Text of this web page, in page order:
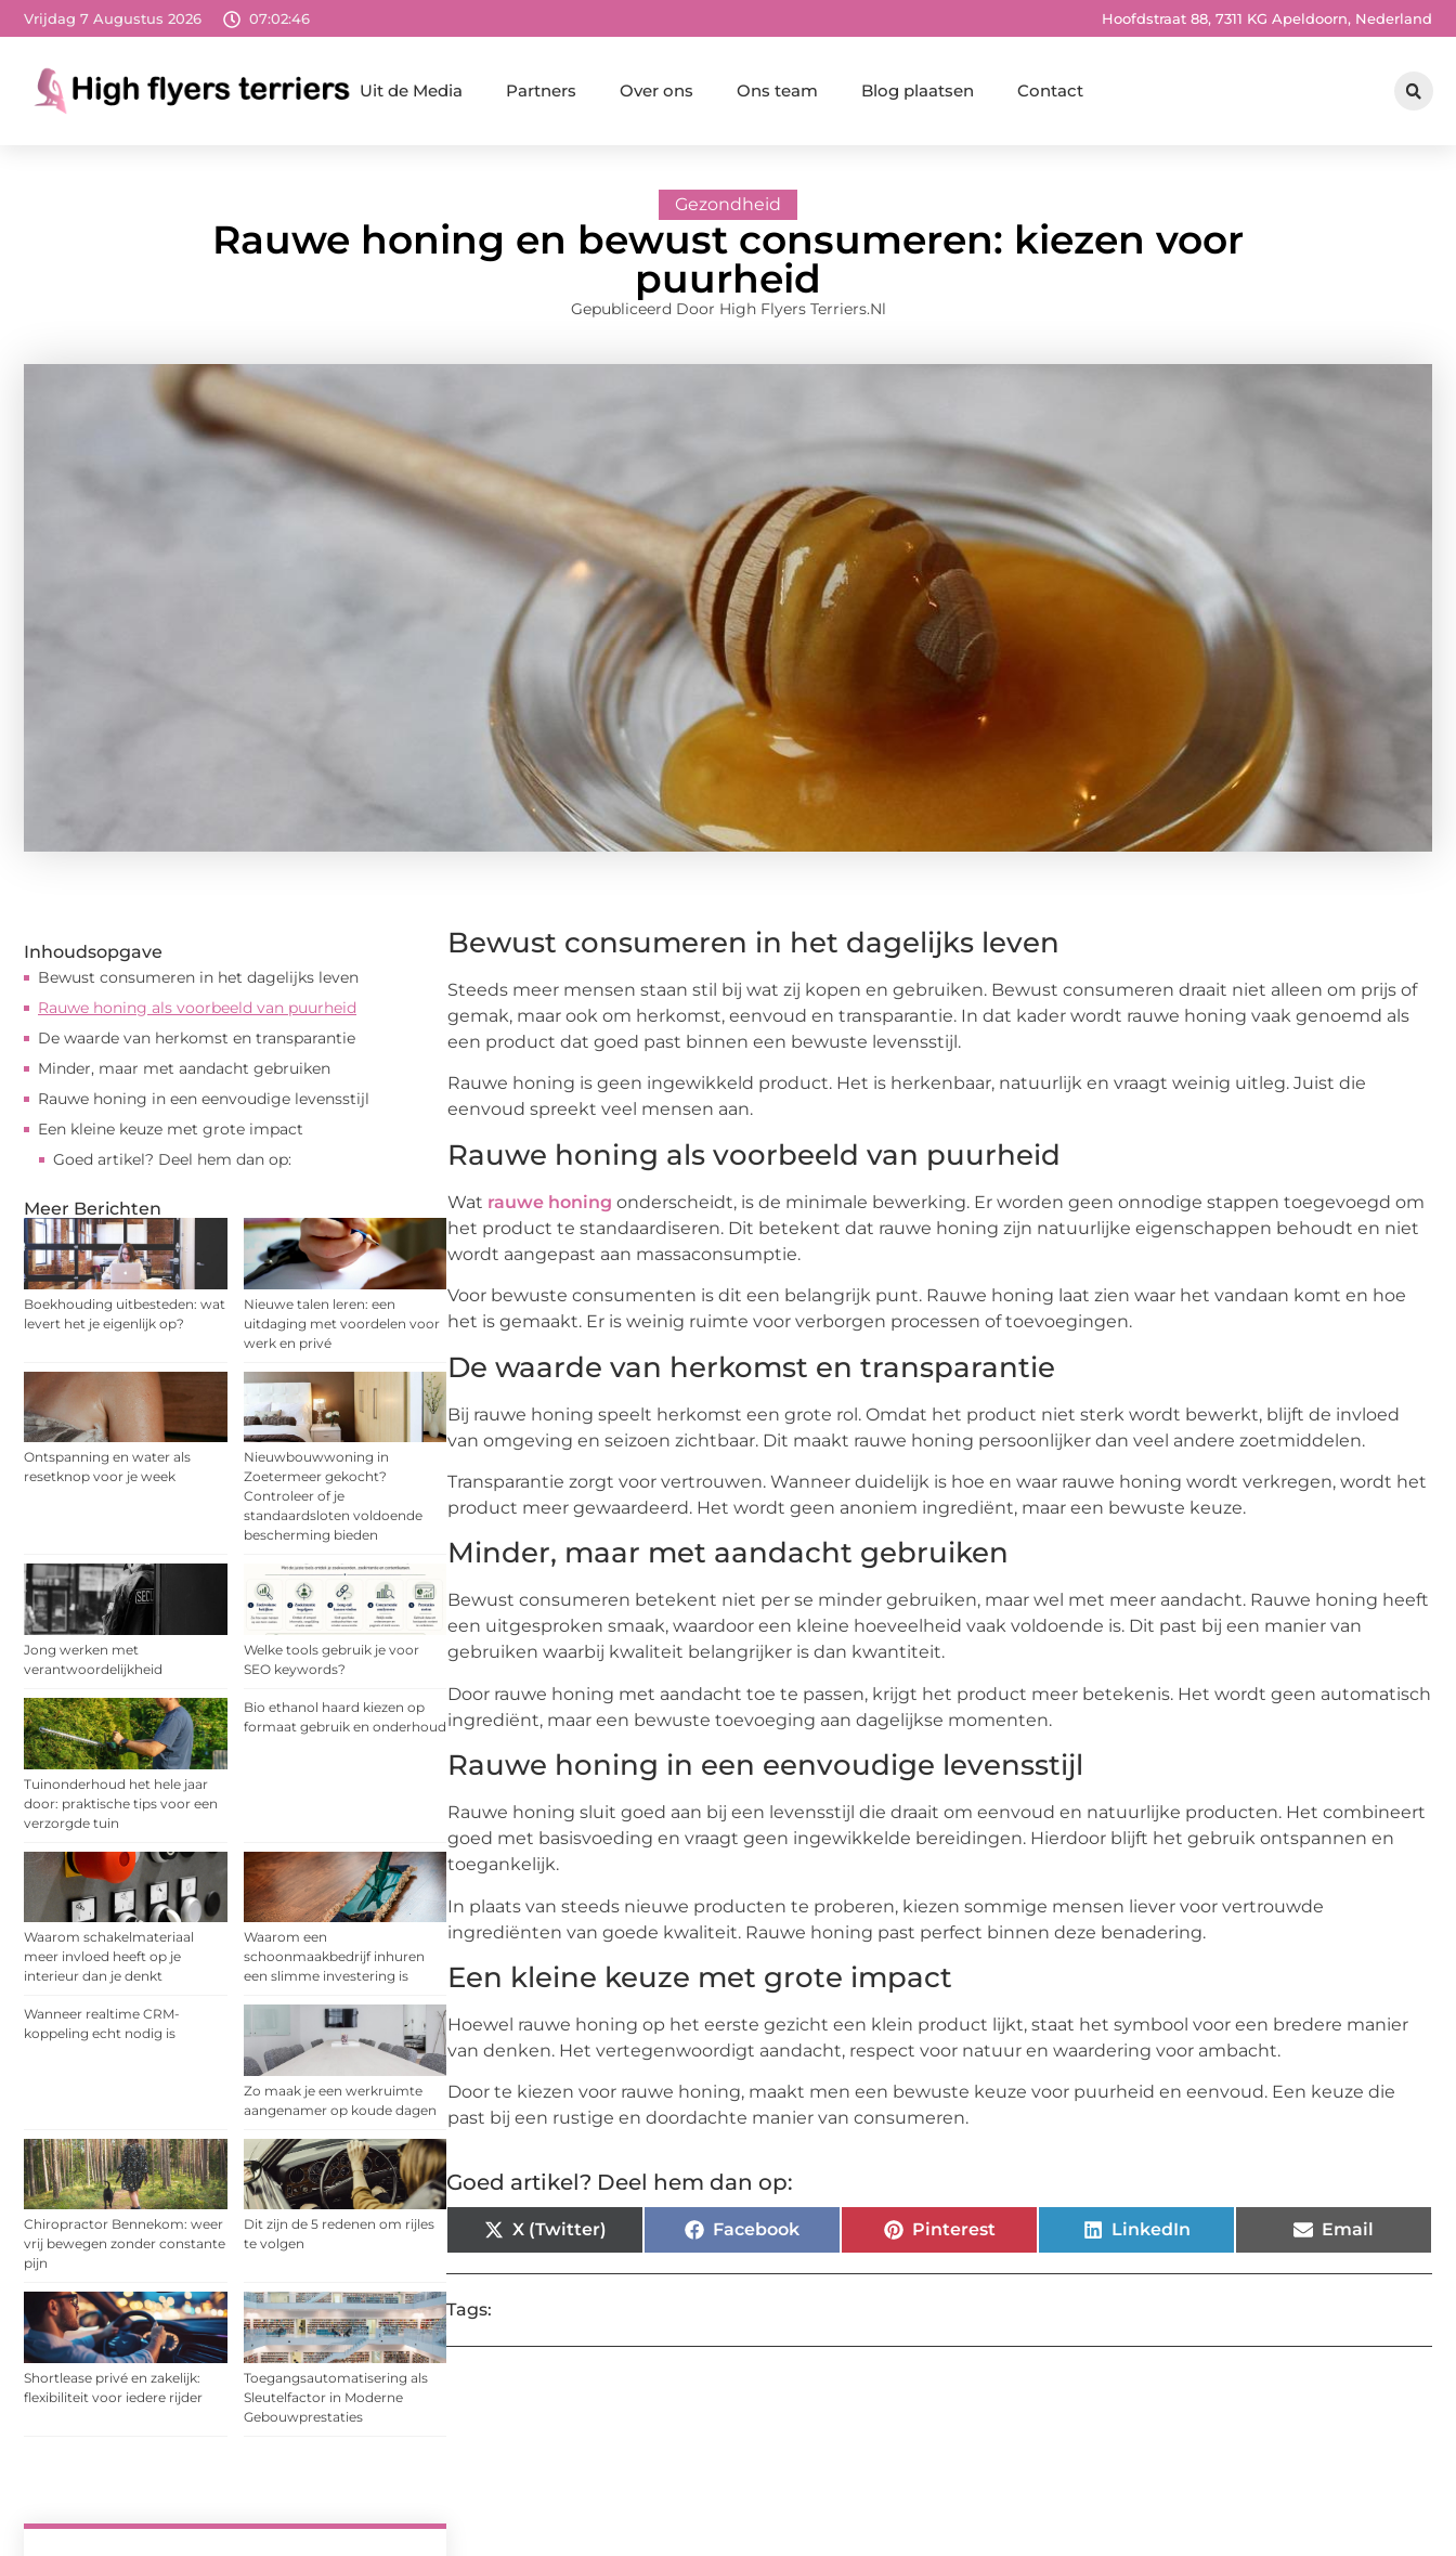
Vrijdag 7 Augustus 2026 07:02:47 Hoofdstraat 88, 7311 KG Apeldoorn, Nederland
Uit de Media Partners Over ons Ons team Blog plaatsen Contact
Gezondheid
Rauwe honing en bewust consumeren: kiezen voor
puurheid
Gepubliceerd Door High Flyers Terriers.nl
Inhoudsopgave
Bewust consumeren in het dagelijks leven
Rauwe honing als voorbeeld van puurheid
De waarde van herkomst en transparantie
Minder, maar met aandacht gebruiken
Rauwe honing in een eenvoudige levensstijl
Een kleine keuze met grote impact
Goed artikel? Deel hem dan op:
Meer Berichten
Boekhouding uitbesteden: wat
levert het je eigenlijk op?
Nieuwe talen leren: een
uitdaging met voordelen voor
werk en privé
Ontspanning en water als
resetknop voor je week
Nieuwbouwwoning in
Zoetermeer gekocht?
Controleer of je
standaardsloten voldoende
bescherming bieden
Jong werken met
verantwoordelijkheid
Welke tools gebruik je voor
SEO keywords?
Tuinonderhoud het hele jaar
door: praktische tips voor een
verzorgde tuin
Bio ethanol haard kiezen op
formaat gebruik en onderhoud
Waarom schakelmateriaal
meer invloed heeft op je
interieur dan je denkt
Waarom een
schoonmaakbedrijf inhuren
een slimme investering is
Wanneer realtime CRM-
koppeling echt nodig is
Zo maak je een werkruimte
aangenamer op koude dagen
Chiropractor Bennekom: weer
vrij bewegen zonder constante
pijn
Dit zijn de 5 redenen om rijles
te volgen
Shortlease privé en zakelijk:
flexibiliteit voor iedere rijder
Toegangsautomatisering als
Sleutelfactor in Moderne
Gebouwprestaties
Bewust consumeren in het dagelijks leven
Steeds meer mensen staan stil bij wat zij kopen en gebruiken. Bewust consumeren draait niet alleen om prijs of
gemak, maar ook om herkomst, eenvoud en transparantie. In dat kader wordt rauwe honing vaak genoemd als
een product dat goed past binnen een bewuste levensstijl.
Rauwe honing is geen ingewikkeld product. Het is herkenbaar, natuurlijk en vraagt weinig uitleg. Juist die
eenvoud spreekt veel mensen aan.
Rauwe honing als voorbeeld van puurheid
Wat rauwe honing onderscheidt, is de minimale bewerking. Er worden geen onnodige stappen toegevoegd om
het product te standaardiseren. Dit betekent dat rauwe honing zijn natuurlijke eigenschappen behoudt en niet
wordt aangepast aan massaconsumptie.
Voor bewuste consumenten is dit een belangrijk punt. Rauwe honing laat zien waar het vandaan komt en hoe
het is gemaakt. Er is weinig ruimte voor verborgen processen of toevoegingen.
De waarde van herkomst en transparantie
Bij rauwe honing speelt herkomst een grote rol. Omdat het product niet sterk wordt bewerkt, blijft de invloed
van omgeving en seizoen zichtbaar. Dit maakt rauwe honing persoonlijker dan veel andere zoetmiddelen.
Transparantie zorgt voor vertrouwen. Wanneer duidelijk is hoe en waar rauwe honing wordt verkregen, wordt het
product meer gewaardeerd. Het wordt geen anoniem ingrediënt, maar een bewuste keuze.
Minder, maar met aandacht gebruiken
Bewust consumeren betekent niet per se minder gebruiken, maar wel met meer aandacht. Rauwe honing heeft
een uitgesproken smaak, waardoor een kleine hoeveelheid vaak voldoende is. Dit past bij een manier van
gebruiken waarbij kwaliteit belangrijker is dan kwantiteit.
Door rauwe honing met aandacht toe te passen, krijgt het product meer betekenis. Het wordt geen automatisch
ingrediënt, maar een bewuste toevoeging aan dagelijkse momenten.
Rauwe honing in een eenvoudige levensstijl
Rauwe honing sluit goed aan bij een levensstijl die draait om eenvoud en natuurlijke producten. Het combineert
goed met basisvoeding en vraagt geen ingewikkelde bereidingen. Hierdoor blijft het gebruik ontspannen en
toegankelijk.
In plaats van steeds nieuwe producten te proberen, kiezen sommige mensen liever voor vertrouwde
ingrediënten van goede kwaliteit. Rauwe honing past perfect binnen deze benadering.
Een kleine keuze met grote impact
Hoewel rauwe honing op het eerste gezicht een klein product lijkt, staat het symbool voor een bredere manier
van denken. Het vertegenwoordigt aandacht, respect voor natuur en waardering voor ambacht.
Door te kiezen voor rauwe honing, maakt men een bewuste keuze voor puurheid en eenvoud. Een keuze die
past bij een rustige en doordachte manier van consumeren.
Goed artikel? Deel hem dan op:
X (Twitter) Facebook Pinterest LinkedIn Email
Tags: